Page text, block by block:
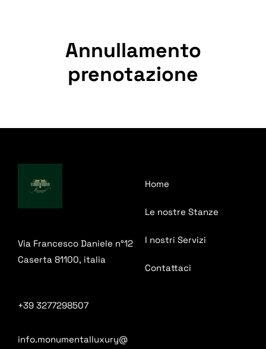
Annullamento
prenotazione
Via Francesco Daniele n°12
Caserta 81100, italia
+39 3277298507
info.monumentalluxury@
Home
Le nostre Stanze
I nostri Servizi
Contattaci